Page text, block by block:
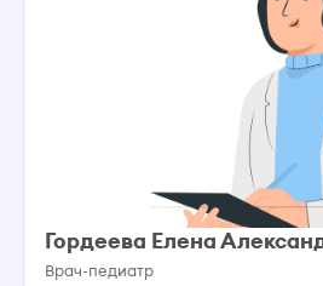
Гордеева Елена
Врач-педиатр